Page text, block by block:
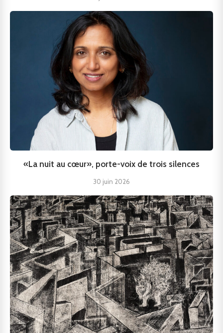
«La nuit au cœur», porte-voix de trois silences
30 juin 2026